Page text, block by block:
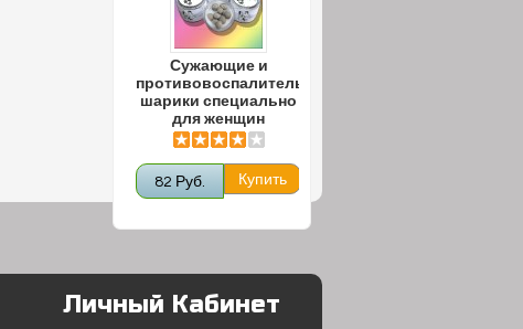
Сужающие и
противовоспалительные
шарики специально
для женщин
82 Руб.
Личный Кабинет